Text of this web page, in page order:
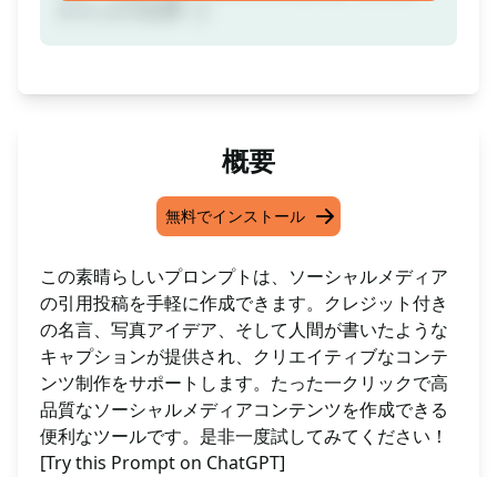
概要
無料でインストール
この素晴らしいプロンプトは、ソーシャルメディア
の引用投稿を手軽に作成できます。クレジット付き
の名言、写真アイデア、そして人間が書いたような
キャプションが提供され、クリエイティブなコンテ
ンツ制作をサポートします。たった一クリックで高
品質なソーシャルメディアコンテンツを作成できる
便利なツールです。是非一度試してみてください！
[Try this Prompt on ChatGPT]